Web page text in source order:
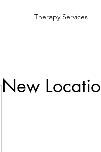
Therapy Services